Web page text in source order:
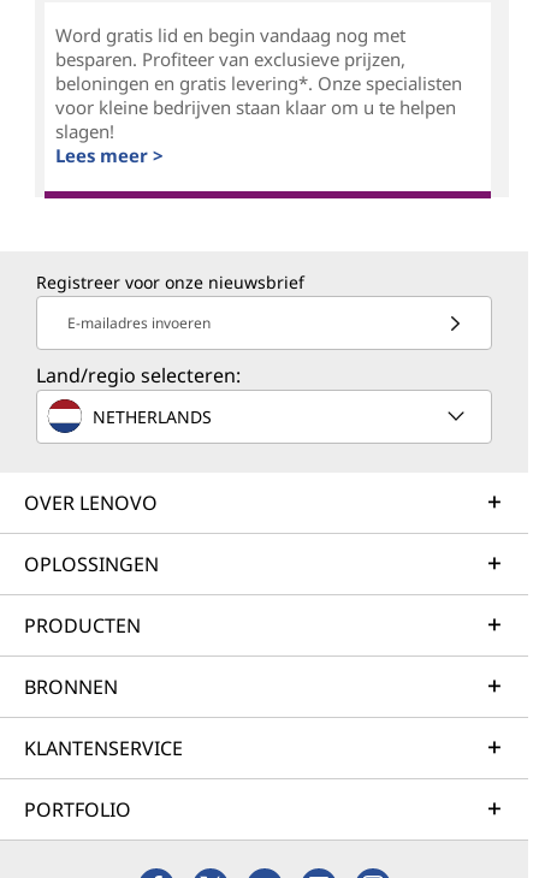
Word gratis lid en begin vandaag nog met
besparen. Profiteer van exclusieve prijzen,
beloningen en gratis levering*. Onze specialisten
voor kleine bedrijven staan klaar om u te helpen
slagen!
Lees meer >
Registreer voor onze nieuwsbrief
E-mailadres invoeren
Land/regio selecteren:
NETHERLANDS
OVER LENOVO
OPLOSSINGEN
PRODUCTEN
BRONNEN
KLANTENSERVICE
PORTFOLIO